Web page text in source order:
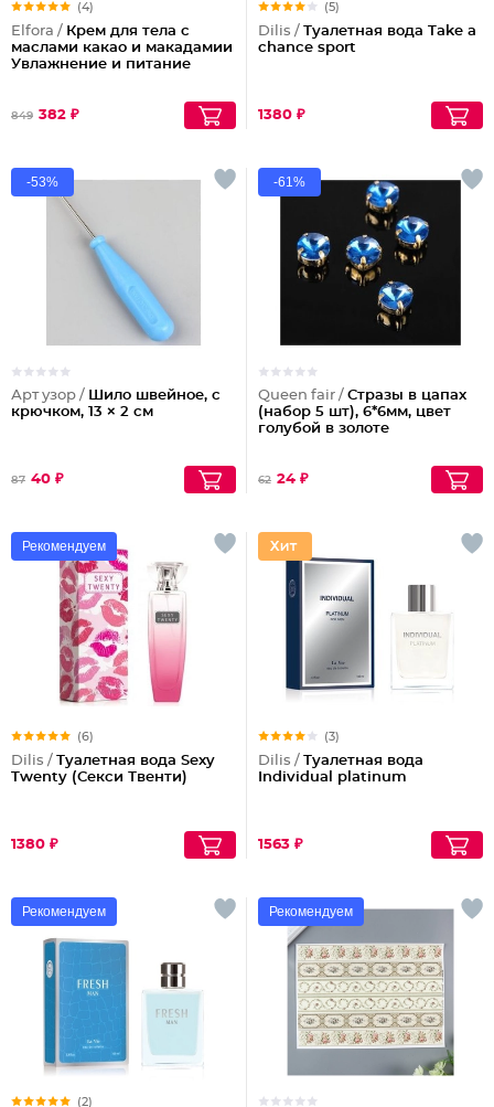
(4)
Elfora / Крем для тела с
маслами какао и макадамии
Увлажнение и питание
849 382 ₽
(5)
Dilis / Туалетная вода Take a
chance sport
1380 ₽
-53%
Арт узор / Шило швейное, с
крючком, 13 × 2 см
87 40 ₽
-61%
Queen fair / Стразы в цапах
(набор 5 шт), 6*6мм, цвет
голубой в золоте
62 24 ₽
Рекомендуем
(6)
Dilis / Туалетная вода Sexy
Twenty (Секси Твенти)
1380 ₽
(3)
Dilis / Туалетная вода
Individual platinum
1563 ₽
Рекомендуем
(2)
Рекомендуем